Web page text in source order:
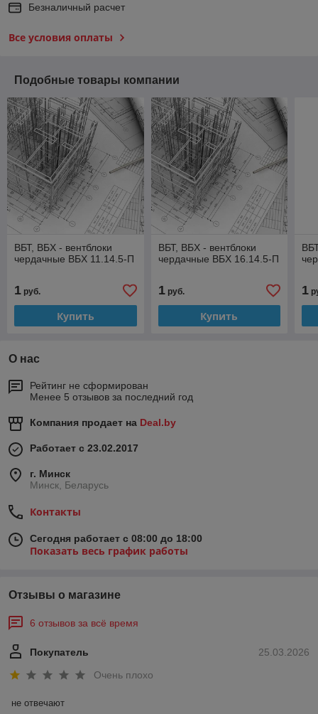
Безналичный расчет
Все условия оплаты
Подобные товары компании
ВБТ, ВБХ - вентблоки
чердачные ВБХ 11.14.5-П
1 руб.
Купить
ВБТ, ВБХ - вентблоки
чердачные ВБХ 16.14.5-П
1руб.
Купить
1
О нас
Рейтинг не сформирован
Менее 5 отзывов за последний год
Компания продает на Deal.by
Работает с 23.02.2017
г. Минск
Минск, Беларусь
Контакты
Сегодня работает с 08:00 до 18:00
Показать весь график работы
Отзывы о магазине
6 отзывов за всё время
25.03.2026
Покупатель
Очень плохо
не отвечают